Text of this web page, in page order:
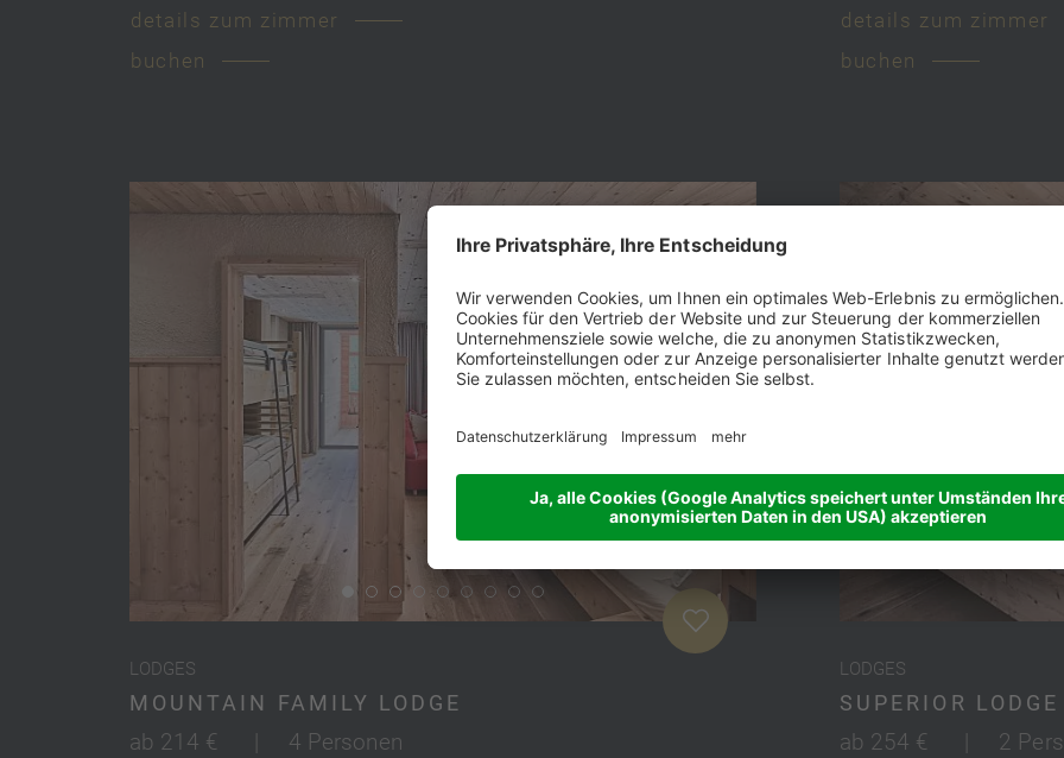
details zum zimmer
buchen
details zum zimmer
buchen
LODGES
MOUNTAIN FAMILY LODGE
ab 214 € 4 Personen
LODGES
SUPERIOR LODGE
ab 254 € 2